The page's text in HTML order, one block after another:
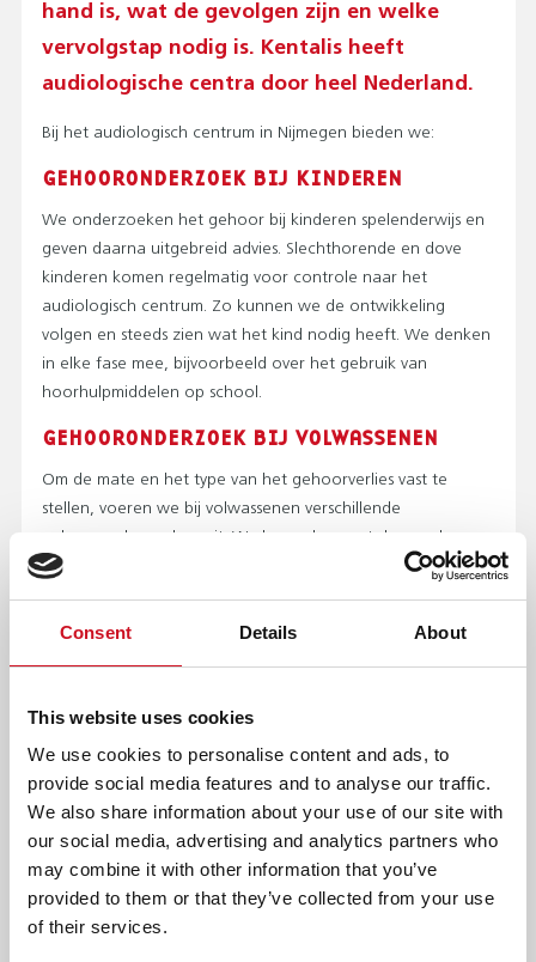
Consent Details About
This website uses cookies
We use cookies to personalise content and ads, to
provide social media features and to analyse our traffic.
We also share information about your use of our site with
our social media, advertising and analytics partners who
may combine it with other information that you’ve
provided to them or that they’ve collected from your use
of their services.
hand is, wat de gevolgen zijn en welke
vervolgstap nodig is. Kentalis heeft
audiologische centra door heel Nederland.
Bij het audiologisch centrum in Nijmegen bieden we:
GEHOORONDERZOEK BIJ KINDEREN
We onderzoeken het gehoor bij kinderen spelenderwijs en
geven daarna uitgebreid advies. Slechthorende en dove
kinderen komen regelmatig voor controle naar het
audiologisch centrum. Zo kunnen we de ontwikkeling
volgen en steeds zien wat het kind nodig heeft. We denken
in elke fase mee, bijvoorbeeld over het gebruik van
hoorhulpmiddelen op school.
GEHOORONDERZOEK BIJ VOLWASSENEN
Om de mate en het type van het gehoorverlies vast te
stellen, voeren we bij volwassenen verschillende
gehooronderzoeken uit. We bespreken wat de gevolgen
van het gehoorverlies kunnen zijn, bijvoorbeeld op het
werk. Ook bieden wij hulp bij het leren omgaan met
gehoorverlies en geven we onafhankelijk advies over
ONDERZOEK NAAR TAAL & SPRAAK
Bij het audiologisch centrum in Nijmegen doen we ook
spraakontwikkeling van kinderen. Bijvoorbeeld omdat het
kind niet goed praat of veel moeite heeft met het leren van
taal.
Verschillende experts kijken mee om de diverse